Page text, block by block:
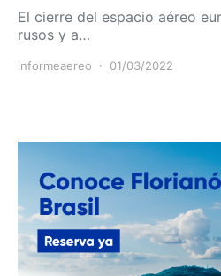
El cierre del espacio aéreo
rusos y a…
informeaereo 01/03/2022